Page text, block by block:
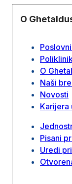
O
O
Naši
Novosti
Karijera
Pisani
Uredi